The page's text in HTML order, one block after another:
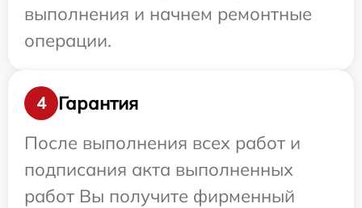
выполнения и начнем ремонтные
операции.
4
Гарантия
После выполнения всех работ и
подписания акта выполненных
работ Вы получите фирменный